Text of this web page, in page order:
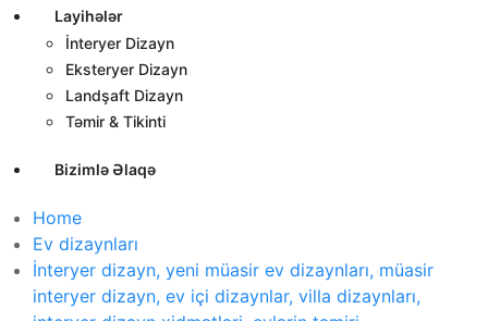
Layihələr
İnteryer Dizayn
Eksteryer Dizayn
Landşaft Dizayn
Təmir & Tikinti
Bizimlə Əlaqə
Home
Ev dizaynları
İnteryer dizayn, yeni müasir ev dizaynları, müasir
interyer dizayn, ev içi dizaynlar, villa dizaynları,